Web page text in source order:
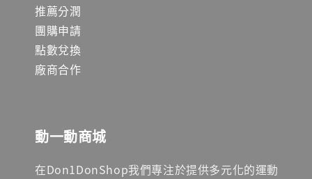
推薦分潤
團購申請
點數兌換
廠商合作
動一動商城
在Don1DonShop我們專注於提供多元化的運動